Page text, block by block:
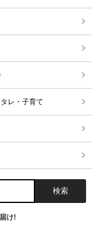
レ・子育て
け!